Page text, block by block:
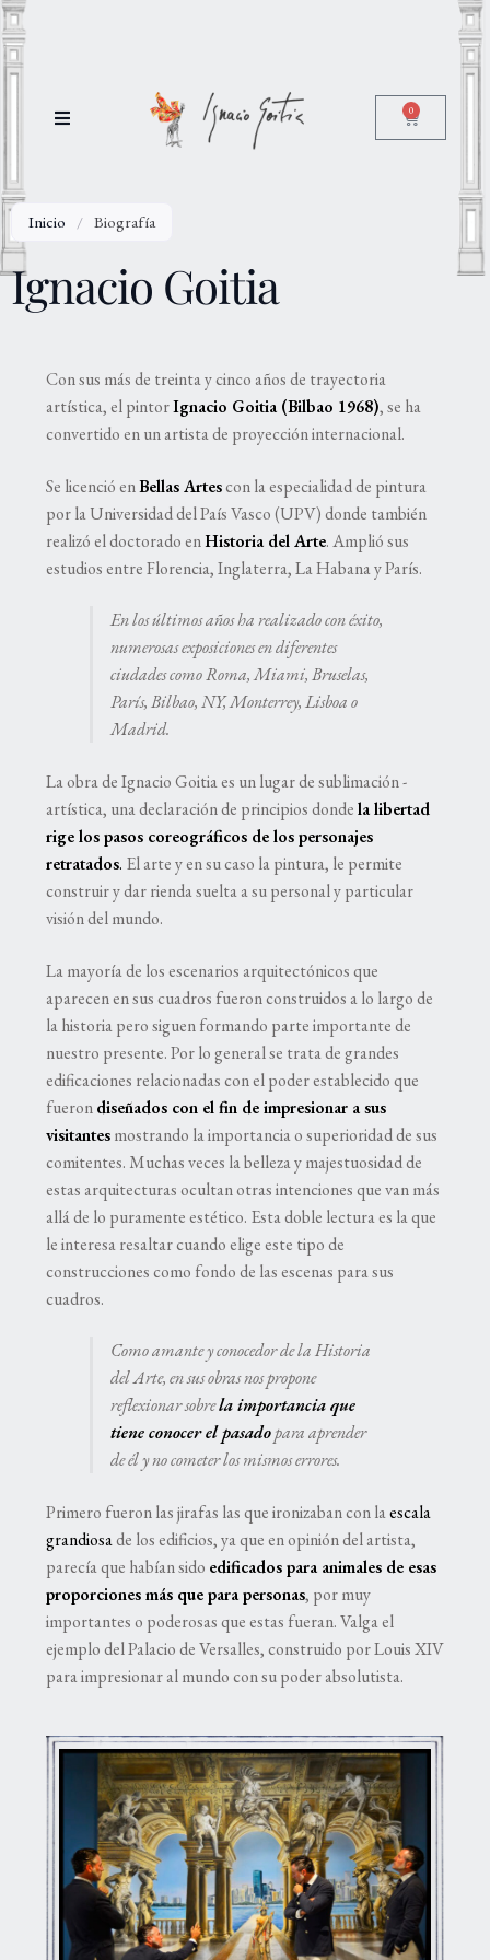
0
Inicio / Biografía
Ignacio Goitia
Con sus más de treinta y cinco años de trayectoria
artística, el pintorIgnacio Goitia (Bilbao 1968), se ha
convertido en un artista de proyección internacional.
Se licenció enBellas Artescon la especialidad de pintura
por la Universidad del País Vasco (UPV) donde también
realizó el doctorado enHistoria del Arte. Amplió sus
estudios entre Florencia, Inglaterra, La Habana y París.
En los últimos años ha realizado con éxito,
numerosas exposiciones en diferentes
ciudades como Roma, Miami, Bruselas,
París, Bilbao, NY, Monterrey, Lisboa o
Madrid.
La obra de Ignacio Goitia es un lugar de sublimación ­
artística, una declaración de principios dondela libertad
rige los pasos coreográficos de los personajes
retratados. El arte y en su caso la pintura, le permite
construir y dar rienda suelta a su personal y particular
visión del mundo.
La mayoría de los escenarios arquitectónicos que
aparecen en sus cuadros fueron construidos a lo largo de
la historia pero siguen formando parte importante de
nuestro presente. Por lo general se trata de grandes
edificaciones relacionadas con el poder establecido que
fuerondiseñados con el fin de impresionar a sus
visitantesmostrando la importancia o superioridad de sus
comitentes. Muchas veces la belleza y majestuosidad de
estas arquitecturas ocultan otras intenciones que van más
allá de lo puramente estético. Esta doble lectura es la que
le interesa resaltar cuando elige este tipo de
construcciones como fondo de las escenas para sus
cuadros.
Como amante y conocedor de la Historia
del Arte, en sus obras nos propone
reflexionar sobrela importancia que
tiene conocer el pasadopara aprender
de él y no cometer los mismos errores.
Primero fueron las jirafas las que ironizaban con laescala
grandiosade los edificios, ya que en opinión del artista,
parecía que habían sido edificados para animales de esas
proporciones más que para personas, por muy
importantes o poderosas que estas fueran. Valga el
ejemplo del Palacio de Versalles, construido por Louis XIV
para impresionar al mundo con su poder absolutista.